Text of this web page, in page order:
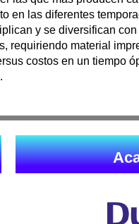
en las diferentes
y se diversifican
requiriendo material
costos en un tiempo